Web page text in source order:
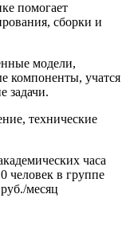
помогает
сборки и
модели,
компоненты, учатся
задачи.
технические
часа
человек в группе
месяц